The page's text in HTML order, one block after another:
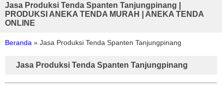
Jasa Produksi Tenda Spanten Tanjungpinang |
PRODUKSI ANEKA TENDA MURAH | ANEKA TENDA
ONLINE
Beranda » Jasa Produksi Tenda Spanten Tanjungpinang
Jasa Produksi Tenda Spanten Tanjungpinang